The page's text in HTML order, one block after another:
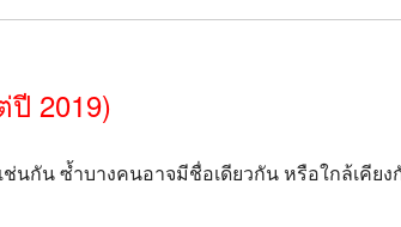
2019)
ช่นกัน ซ้ำบางคนอาจมีชื่อเดียวกัน หรือใกล้เคี